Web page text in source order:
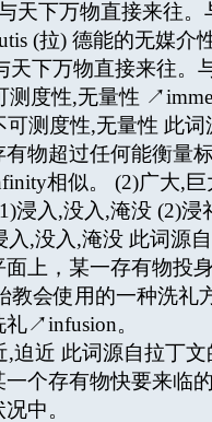
天下万物直接来往
(拉) 德能的无媒
天下万物直接来往。
测度性,无量性
可测度性,无量性 此
物超过任何能衡量
相似。 (2)广大,巨
浸入,没入,淹没 (2)
入,没入,淹没 此词源
面上，某一存有物投
教会使用的一种洗礼
↗infusion。
,迫近 此词源自拉丁
个存有物快要来临
中。